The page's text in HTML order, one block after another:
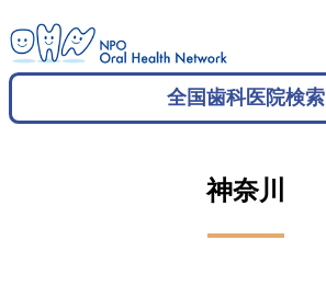
全国歯科医院検索
神奈川